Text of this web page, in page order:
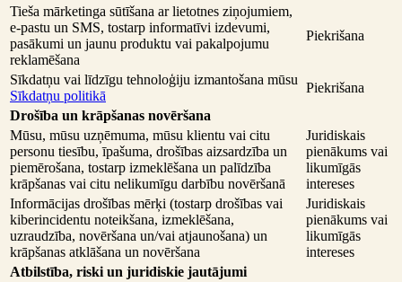
Tieša mārketinga sūtīšana ar lietotnes ziņojumiem,
e-pastu un SMS, tostarp informatīvi izdevumi,
pasākumi un jaunu produktu vai pakalpojumu
reklamēšana
Piekrišana
Sīkdatņu vai līdzīgu tehnoloģiju izmantošana mūsu
Sīkdatņu politikā
Piekrišana
Drošība un krāpšanas novēršana
Mūsu, mūsu uzņēmuma, mūsu klientu vai citu
personu tiesību, īpašuma, drošības aizsardzība un
piemērošana, tostarp izmeklēšana un palīdzība
krāpšanas vai citu nelikumīgu darbību novēršanā
Juridiskais
pienākums vai
likumīgās
intereses
Informācijas drošības mērķi (tostarp drošības vai
kiberincidentu noteikšana, izmeklēšana,
uzraudzība, novēršana un/vai atjaunošana) un
krāpšanas atklāšana un novēršana
Juridiskais
pienākums vai
likumīgās
intereses
Atbilstība, riski un juridiskie jautājumi